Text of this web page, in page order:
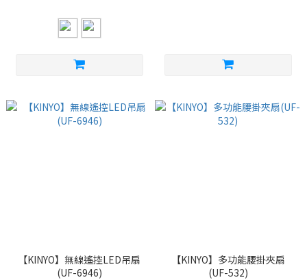
【KINYO】無線遙控LED吊扇
(UF-6946)
【KINYO】多功能腰掛夾扇
(UF-532)